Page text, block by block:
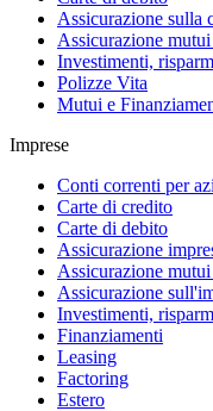
Assicurazione sulla
Assicurazione
Investimenti,
Polizze Vita
Mutui e
Imprese
Conti correnti per
Carte di credito
Carte di debito
Assicurazione
Assicurazione
Assicurazione
Investimenti,
Finanziamenti
Leasing
Factoring
Estero